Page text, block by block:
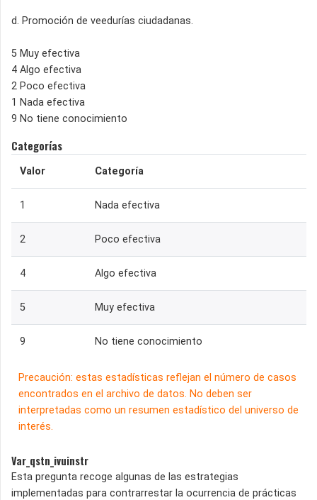
d. Promoción de veedurías ciudadanas.
5 Muy efectiva
4 Algo efectiva
2 Poco efectiva
1 Nada efectiva
9 No tiene conocimiento
Categorías
Valor Categoría
1 Nada efectiva
2 Poco efectiva
4 Algo efectiva
5 Muy efectiva
9 No tiene conocimiento
Precaución: estas estadísticas reflejan el número de casos
encontrados en el archivo de datos. No deben ser
interpretadas como un resumen estadístico del universo de
interés.
Var_qstn_ivuinstr
Esta pregunta recoge algunas de las estrategias
implementadas para contrarrestar la ocurrencia de prácticas